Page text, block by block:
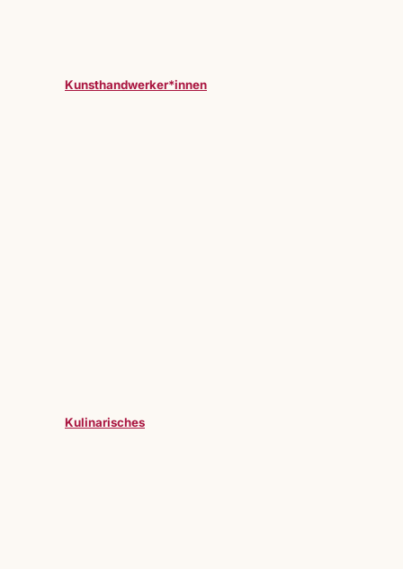
Kunsthandwerker*innen
Kulinarisches